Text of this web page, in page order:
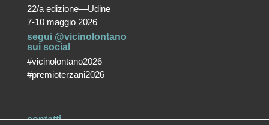
22/a edizione—Udine
7-10 maggio 2026
segui @vicinolontano
sui social
#vicinolontano2026
#premioterzani2026
contatti